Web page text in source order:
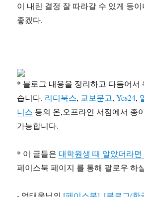
이 내린 결정 잘 따라갈 수 있게 등
좋겠다.
* 블로그 내용을 정리하고 다듬어서
습니다. 리디북스, 교보문고,Yes24,
니스 등의 온,오프라인 서점에서 종
가능합니다.
* 이 글들은대학원생 때 알았더라
페이스북 페이지 를 통해 팔로우 하